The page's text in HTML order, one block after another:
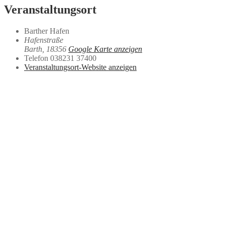
Veranstaltungsort
Barther Hafen
Hafenstraße
Barth 18356 Google Karte anzeigen
Telefon 038231 37400
Veranstaltungsort-Website anzeigen